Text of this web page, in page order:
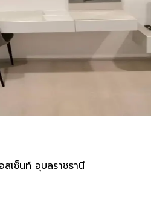
ครงการเอสเซ็น
สเซ็นท์ อุบลราชธานี